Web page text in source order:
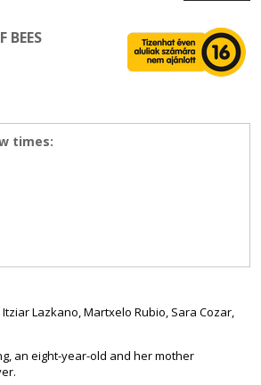
BEES
times:
Lazkano, Martxelo Rubio, Sara Cozar,
an eight-year-old and her mother